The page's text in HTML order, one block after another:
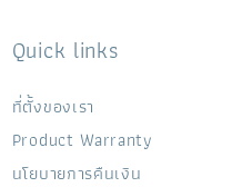
Quick links
ที่ตั้งของเรา
Product Warranty
นโยบายการคืนเงิน